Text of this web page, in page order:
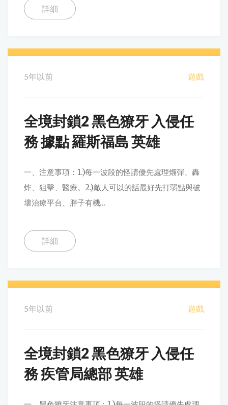
詳細
5年以前 遊戲
全境封鎖2 黑色獠牙 入侵任
務 據點 羅斯福島 英雄
一、注意事項：1.)每一波段的怪請優先處理熘彈、轟
炸、狙擊、醫療。2.)敵人可以的話最好先打弱點與破
壞治療平台、胖子有機...
詳細
5年以前 遊戲
全境封鎖2 黑色獠牙 入侵任
務 疾管局總部 英雄